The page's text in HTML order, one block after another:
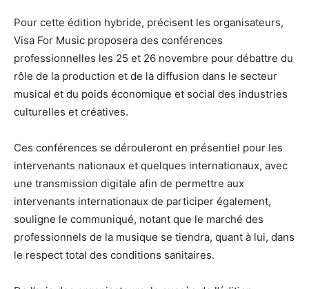
Pour cette édition hybride, précisent les organisateurs,
Visa For Music proposera des conférences
professionnelles les 25 et 26 novembre pour débattre du
rôle de la production et de la diffusion dans le secteur
musical et du poids économique et social des industries
culturelles et créatives.
Ces conférences se dérouleront en présentiel pour les
intervenants nationaux et quelques internationaux, avec
une transmission digitale afin de permettre aux
intervenants internationaux de participer également,
souligne le communiqué, notant que le marché des
professionnels de la musique se tiendra, quant à lui, dans
le respect total des conditions sanitaires.